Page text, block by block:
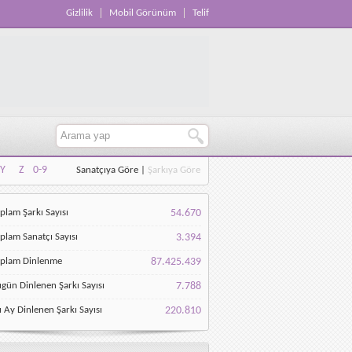
Gizlilik Mobil Görünüm Telif
Y Z
0-9
Y Z 0-9
Sanatçıya Göre Şarkıya Göre
Şarkı Sayısı 54.670
Sanatçı Sayısı 3.394
Dinlenme 87.425.439
Dinlenen Şarkı Sayısı 7.788
Ay Dinlenen Şarkı Sayısı 220.810